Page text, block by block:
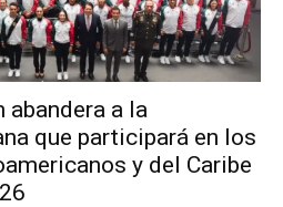
abandera a la
que participará en los
y del Caribe